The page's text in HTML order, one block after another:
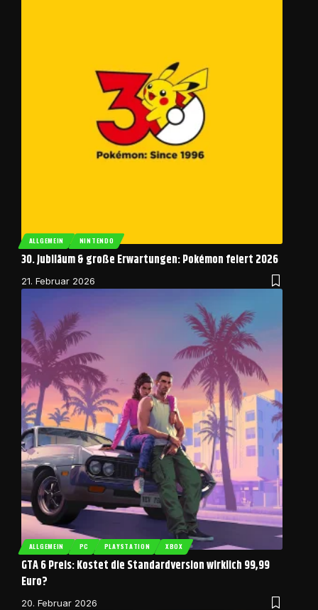
ALLGEMEIN NINTENDO
30. Jubiläum & große Erwartungen: Pokémon feiert 2026
21. Februar 2026
ALLGEMEIN PC PLAYSTATION XBOX
GTA 6 Preis: Kostet die Standardversion wirklich 99,99
Euro?
20. Februar 2026